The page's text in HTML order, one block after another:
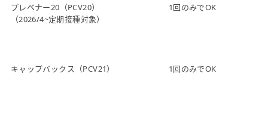
プレベナー20（PCV20）
（2026/4~定期接種対象）
1回のみでOK
キャップバックス（PCV21） 1回のみでOK